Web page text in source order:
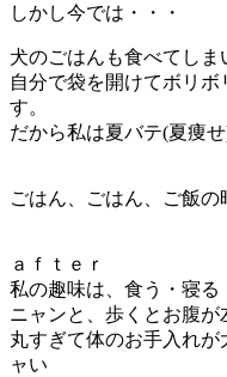
しかし今では・・・
犬のごはんも食べてしま
自分で袋を開けてボリ
す。
だから私は夏バテ(夏痩
ごはん、ごはん、ご飯
ａｆｔｅｒ
私の趣味は、食う・寝る
ニャンと、歩くとお腹が
丸すぎて体のお手入れ
ャい